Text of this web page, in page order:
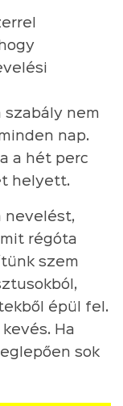
szabály nem
nap.
a hét perc
helyett.
nevelést,
régóta
szem
épül fel.
Ha
sok